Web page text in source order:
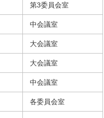
第3委員会室
中会議室
大会議室
大会議室
中会議室
各委員会室